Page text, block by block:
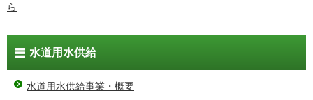
ら
水道用水供給
水道用水供給事業・概要